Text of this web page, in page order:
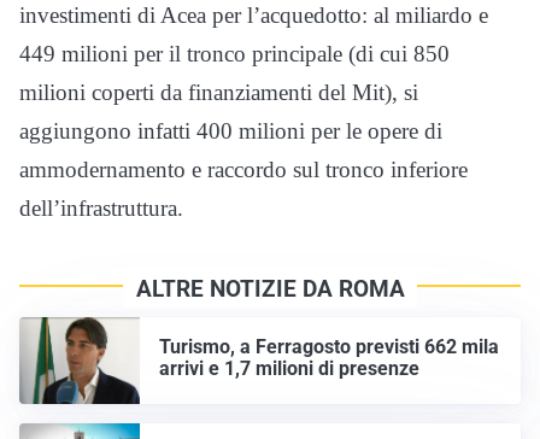
investimenti di Acea per l’acquedotto: al miliardo e
449 milioni per il tronco principale (di cui 850
milioni coperti da finanziamenti del Mit), si
aggiungono infatti 400 milioni per le opere di
ammodernamento e raccordo sul tronco inferiore
dell’infrastruttura.
ALTRE NOTIZIE DA ROMA
Turismo, a Ferragosto previsti 662 mila
arrivi e 1,7 milioni di presenze